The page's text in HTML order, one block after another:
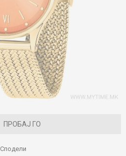
ПРОБАЈ ГО
Сподели